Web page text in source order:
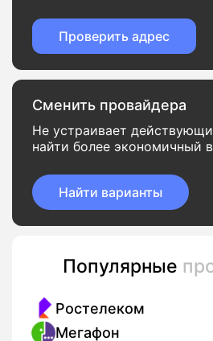
Проверить адрес
Сменить провайдера
Не устраивает
найти более экономичный
Найти варианты
Популярные
Ростелеком
Мегафон